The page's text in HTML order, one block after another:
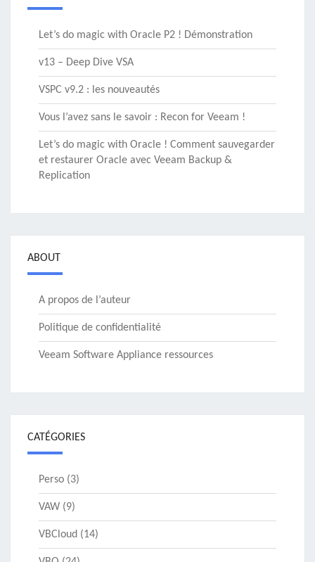
Let’s do magic with Oracle P2 ! Démonstration
v13 – Deep Dive VSA
VSPC v9.2 : les nouveautés
Vous l’avez sans le savoir : Recon for Veeam !
Let’s do magic with Oracle ! Comment sauvegarder
et restaurer Oracle avec Veeam Backup &
Replication
ABOUT
A propos de l’auteur
Politique de confidentialité
Veeam Software Appliance ressources
CATÉGORIES
Perso (3)
VAW (9)
VBCloud (14)